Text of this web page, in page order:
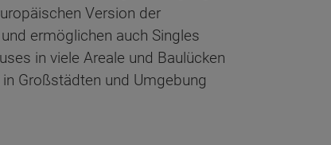
Version der
ermöglichen auch Singles
in viele Areale und Baulücken
Großstädten und Umgebung